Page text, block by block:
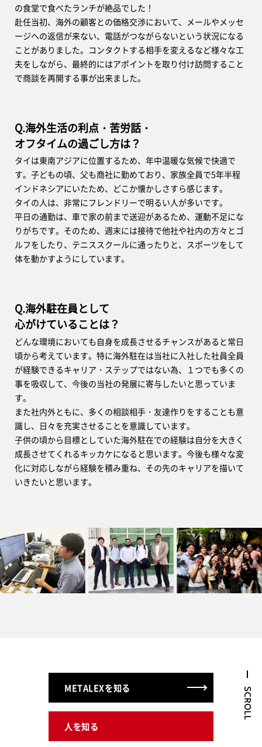
の食堂で食べたランチが絶品でした！
赴任当初、海外の顧客との価格交渉において、メールやメッセ
ージへの返信が来ない、電話がつながらないという状況になる
ことがありました。コンタクトする相手を変えるなど様々な工
夫をしながら、最終的にはアポイントを取り付け訪問すること
で商談を再開する事が出来ました。
Q.海外生活の利点・苦労話・
オフタイムの過ごし方は？
タイは東南アジアに位置するため、年中温暖な気候で快適で
す。子どもの頃、父も商社に勤めており、家族全員で5年半程
インドネシアにいたため、どこか懐かしさすら感じます。
タイの人は、非常にフレンドリーで明るい人が多いです。
平日の通勤は、車で家の前まで送迎があるため、運動不足にな
りがちです。そのため、週末には接待で他社や社内の方々とゴ
ルフをしたり、テニススクールに通ったりと、スポーツをして
体を動かすようにしています。
Q.海外駐在員として
心がけていることは？
どんな環境においても自身を成長させるチャンスがあると常日
頃から考えています。特に海外駐在は当社に入社した社員全員
が経験できるキャリア・ステップではない為、１つでも多くの
事を吸収して、今後の当社の発展に寄与したいと思っていま
す。
また社内外ともに、多くの相談相手・友達作りをすることも意
識し、日々を充実させることを意識しています。
子供の頃から目標としていた海外駐在での経験は自分を大きく
成長させてくれるキッカケになると思います。今後も様々な変
化に対応しながら経験を積み重ね、その先のキャリアを描いて
いきたいと思います。
METALEXを知る
人を知る